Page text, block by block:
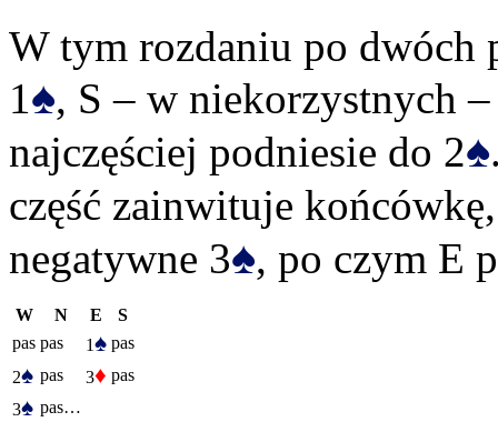
W tym rozdaniu po dwóch
1 ♠, S – w niekorzystnych
najczęściej podniesie do 2♠
część zainwituje
negatywne 3♠, po czym E
W N E
S
pas pas 1♠ pas
2♠ pas 3♦ pas
3♠ pas…